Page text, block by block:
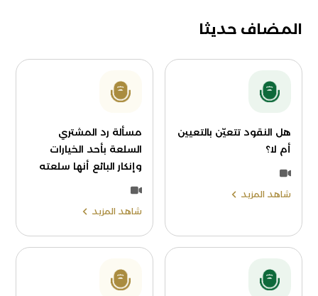
المضاف حديثا
هل النقود تتعيّن بالتعيين
أم لا؟
شاهد المزيد
مسألة رد المشتري
السلعة بأحد الخيارات
وإنكار البائع أنها سلعته
شاهد المزيد